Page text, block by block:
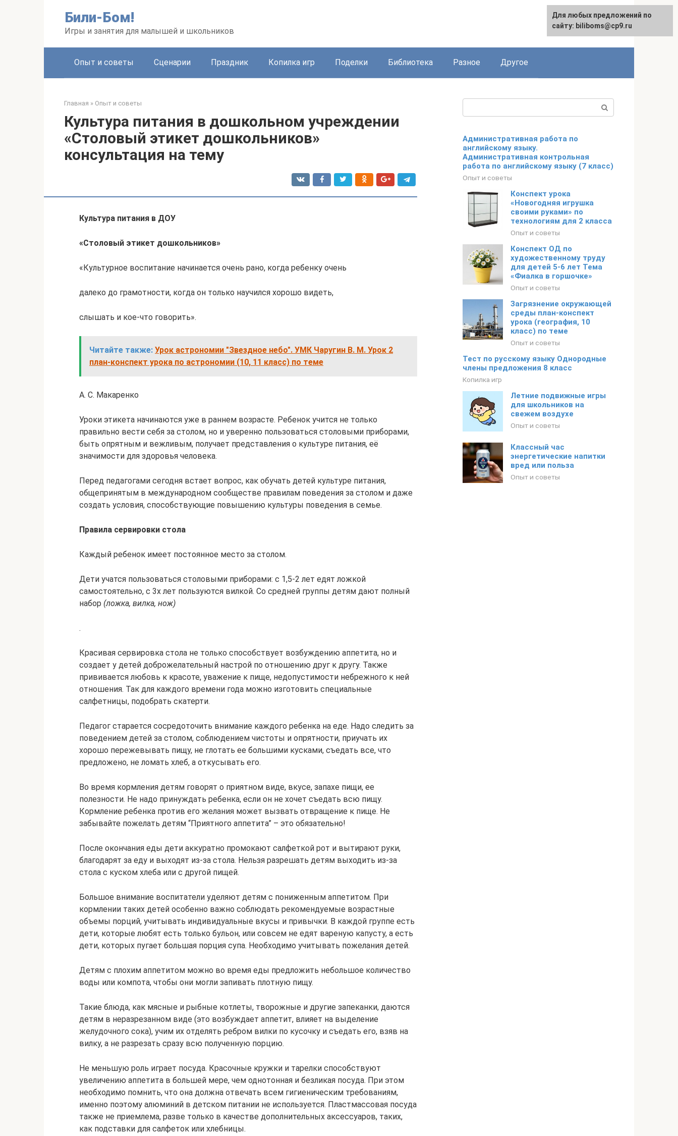
Били-Бом!
Игры и занятия для малышей и школьников
Опыт и советы Сценарии Праздник Копилка игр Поделки Библиотека Разное Другое
Главная » Опыт и советы
Культура питания в дошкольном учреждении
«Столовый этикет дошкольников»
консультация на тему
Культура питания в ДОУ
«Столовый этикет дошкольников»
«Культурное воспитание начинается очень рано, когда ребенку очень
далеко до грамотности, когда он только научился хорошо видеть,
слышать и кое-что говорить».
Читайте также: Урок астрономии "Звездное небо". УМК Чаругин В. М. Урок 2
план-конспект урока по астрономии (10, 11 класс) по теме
А. С. Макаренко
Уроки этикета начинаются уже в раннем возрасте. Ребенок учится не только
правильно вести себя за столом, но и уверенно пользоваться столовыми приборами,
быть опрятным и вежливым, получает представления о культуре питания, её
значимости для здоровья человека.
Перед педагогами сегодня встает вопрос, как обучать детей культуре питания,
общепринятым в международном сообществе правилам поведения за столом и даже
создать условия, способствующие повышению культуры поведения в семье.
Правила сервировки стола
Каждый ребенок имеет постоянное место за столом.
Дети учатся пользоваться столовыми приборами: с 1,5-2 лет едят ложкой
самостоятельно, с 3х лет пользуются вилкой. Со средней группы детям дают полный
набор (ложка, вилка, нож)
.
Красивая сервировка стола не только способствует возбуждению аппетита, но и
создает у детей доброжелательный настрой по отношению друг к другу. Также
прививается любовь к красоте, уважение к пище, недопустимости небрежного к ней
отношения. Так для каждого времени года можно изготовить специальные
салфетницы, подобрать скатерти.
Педагог старается сосредоточить внимание каждого ребенка на еде. Надо следить за
поведением детей за столом, соблюдением чистоты и опрятности, приучать их
хорошо пережевывать пищу, не глотать ее большими кусками, съедать все, что
предложено, не ломать хлеб, а откусывать его.
Во время кормления детям говорят о приятном виде, вкусе, запахе пищи, ее
полезности. Не надо принуждать ребенка, если он не хочет съедать всю пищу.
Кормление ребенка против его желания может вызвать отвращение к пище. Не
забывайте пожелать детям “Приятного аппетита” – это обязательно!
После окончания еды дети аккуратно промокают салфеткой рот и вытирают руки,
благодарят за еду и выходят из-за стола. Нельзя разрешать детям выходить из-за
стола с куском хлеба или с другой пищей.
Большое внимание воспитатели уделяют детям с пониженным аппетитом. При
кормлении таких детей особенно важно соблюдать рекомендуемые возрастные
объемы порций, учитывать индивидуальные вкусы и привычки. В каждой группе есть
дети, которые любят есть только бульон, или совсем не едят вареную капусту, а есть
дети, которых пугает большая порция супа. Необходимо учитывать пожелания детей.
Детям с плохим аппетитом можно во время еды предложить небольшое количество
воды или компота, чтобы они могли запивать плотную пищу.
Такие блюда, как мясные и рыбные котлеты, творожные и другие запеканки, даются
детям в неразрезанном виде (это возбуждает аппетит, влияет на выделение
желудочного сока), учим их отделять ребром вилки по кусочку и съедать его, взяв на
вилку, а не разрезать сразу всю полученную порцию.
Не меньшую роль играет посуда. Красочные кружки и тарелки способствуют
увеличению аппетита в большей мере, чем однотонная и безликая посуда. При этом
необходимо помнить, что она должна отвечать всем гигиеническим требованиям,
именно поэтому алюминий в детском питании не используется. Пластмассовая посуда
также не приемлема, разве только в качестве дополнительных аксессуаров, таких,
как подставки для салфеток или хлебницы.
Административная работа по
английскому языку.
Административная контрольная
работа по английскому языку (7 класс)
Опыт и советы
Конспект урока
«Новогодняя игрушка
своими руками» по
технологиям для 2 класса
Опыт и советы
Конспект ОД по
художественному труду
для детей 5-6 лет Тема
«Фиалка в горшочке»
Опыт и советы
Загрязнение окружающей
среды план-конспект
урока (география, 10
класс) по теме
Опыт и советы
Тест по русскому языку Однородные
члены предложения 8 класс
Копилка игр
Летние подвижные игры
для школьников на
свежем воздухе
Опыт и советы
Классный час
энергетические напитки
вред или польза
Опыт и советы
Для любых предложений по
сайту: biliboms@cp9.ru